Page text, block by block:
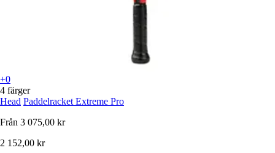
+0
4 färger
Head Paddelracket Extreme Pro
Från 3 075,00 kr
2 152,00 kr